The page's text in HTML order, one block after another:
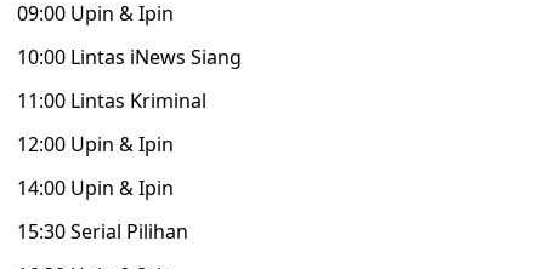
09:00 Upin & Ipin
10:00 Lintas iNews Siang
11:00 Lintas Kriminal
12:00 Upin & Ipin
14:00 Upin & Ipin
15:30 Serial Pilihan